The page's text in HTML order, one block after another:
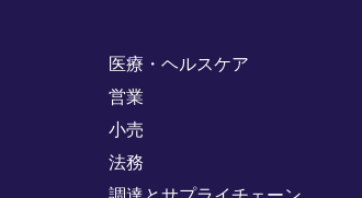
医療・ヘルスケア
営業
小売
法務